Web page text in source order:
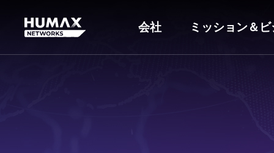
会社 ミッション＆